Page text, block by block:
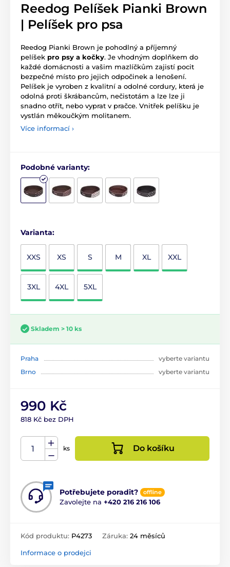
Reedog Pelíšek Pianki Brown
| Pelíšek pro psa
Reedog Pianki Brown je pohodlný a příjemný
pelíšek pro psy a kočky. Je vhodným doplňkem do
každé domácnosti a vašim mazlíčkům zajistí pocit
bezpečné místo pro jejich odpočinek a lenošení.
Pelíšek je vyroben z kvalitní a odolné cordury, která je
odolná proti škrábancům, nečistotám a lze lze ji
snadno otřít, nebo vyprat v pračce. Vnitřek pelíšku je
vystlán měkoučkým molitanem.
Více informací ›
Podobné varianty:
Varianta:
XXS XS S M XL XXL
3XL 4XL 5XL
Skladem > 10 ks
Praha
vyberte variantu
Brno
vyberte variantu
990 Kč
818 Kč bez DPH
ks Do košíku
Potřebujete poradit? offline
Zavolejte na +420 216 216 106
Kód produktu: P4273 Záruka: 24 měsíců
Informace o prodejci